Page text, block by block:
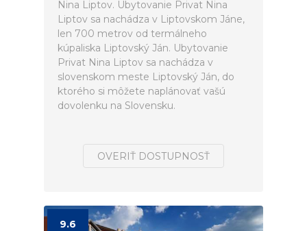
Nina Liptov. Ubytovanie Privat Nina
Liptov sa nachádza v Liptovskom Jáne,
len 700 metrov od termálneho
kúpaliska Liptovský Ján. Ubytovanie
Privat Nina Liptov sa nachádza v
slovenskom meste Liptovský Ján, do
ktorého si môžete naplánovať vašú
dovolenku na Slovensku.
OVERIŤ DOSTUPNOSŤ
9.6